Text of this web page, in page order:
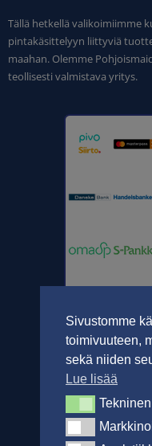
Sivustomme
toimivuuteen,
sekä niiden
Lue lisää
TekninenTekninen
Markkinointi
Tällä hetkellä valikoimiimme
pintakäsittelyyn liittyviä
maahan. Olemme
teollisesti valmistava yritys.